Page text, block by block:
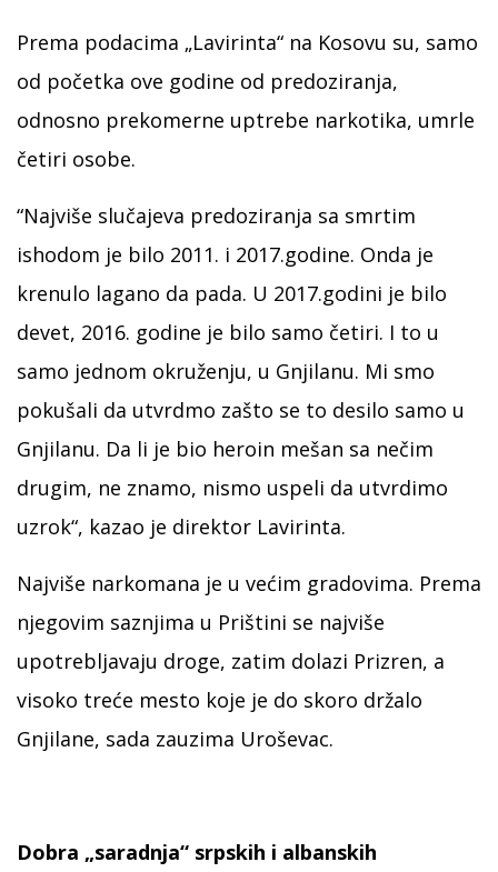
Prema podacima „Lavirinta“ na Kosovu su, samo
od početka ove godine od predoziranja,
odnosno prekomerne uptrebe narkotika, umrle
četiri osobe.
“Najviše slučajeva predoziranja sa smrtim
ishodom je bilo 2011. i 2017.godine. Onda je
krenulo lagano da pada. U 2017.godini je bilo
devet, 2016. godine je bilo samo četiri. I to u
samo jednom okruženju, u Gnjilanu. Mi smo
pokušali da utvrdmo zašto se to desilo samo u
Gnjilanu. Da li je bio heroin mešan sa nečim
drugim, ne znamo, nismo uspeli da utvrdimo
uzrok“, kazao je direktor Lavirinta.
Najviše narkomana je u većim gradovima. Prema
njegovim saznjima u Prištini se najviše
upotrebljavaju droge, zatim dolazi Prizren, a
visoko treće mesto koje je do skoro držalo
Gnjilane, sada zauzima Uroševac.
Dobra „saradnja“ srpskih i albanskih